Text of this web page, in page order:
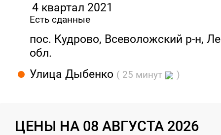
4 квартал 2021
Есть сданные
пос. Кудрово, Всеволожский р-н,
обл.
Улица Дыбенко ( 25 минут )
ЦЕНЫ НА 08 АВГУСТА 2026